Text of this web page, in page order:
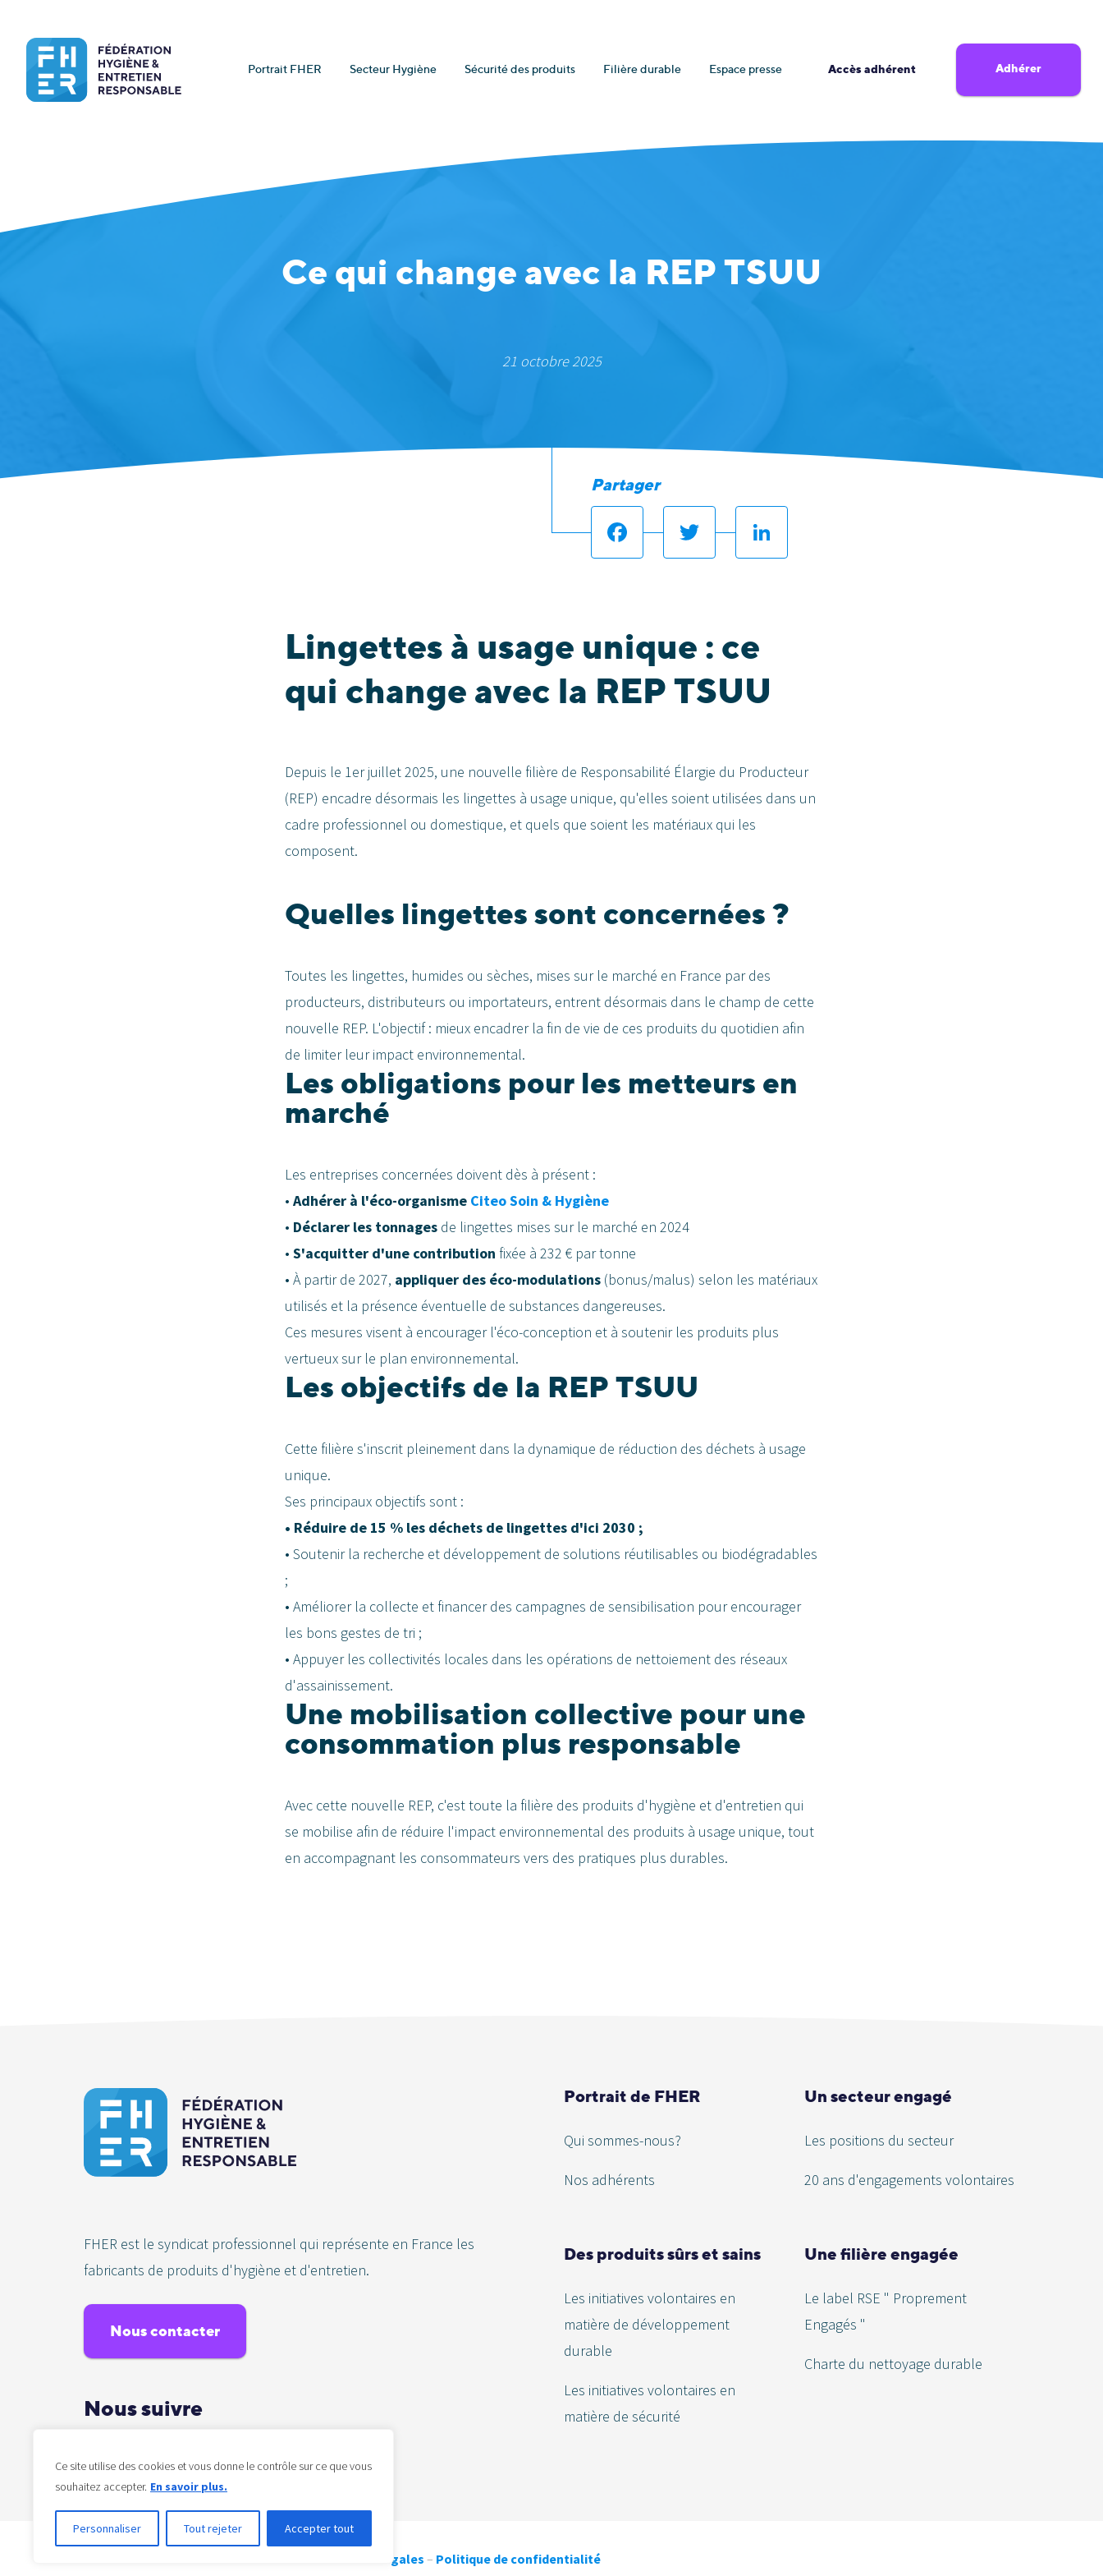
Ce site utilise des cookies et vous donne le contrôle sur ce que vous
souhaitez accepter. En savoir plus.
Personnaliser Tout rejeter Accepter tout
Portrait FHER Secteur Hygiène Sécurité des produits Filière durable Espace presse Accès adhérent Adhérer
Ce qui change avec la REP TSUU
21 octobre 2025
Partager
FacebookTwitterLinkedIn
Lingettes à usage unique : ce
qui change avec la REP TSUU
Depuis le 1er juillet 2025, une nouvelle filière de Responsabilité Élargie du Producteur
(REP) encadre désormais les lingettes à usage unique, qu'elles soient utilisées dans un
cadre professionnel ou domestique, et quels que soient les matériaux qui les
composent.
Quelles lingettes sont concernées ?
Toutes les lingettes, humides ou sèches, mises sur le marché en France par des
producteurs, distributeurs ou importateurs, entrent désormais dans le champ de cette
nouvelle REP. L'objectif : mieux encadrer la fin de vie de ces produits du quotidien afin
de limiter leur impact environnemental.
Les obligations pour les metteurs en
marché
Les entreprises concernées doivent dès à présent :
• Adhérer à l'éco-organisme Citeo Soin & Hygiène
• Déclarer les tonnages de lingettes mises sur le marché en 2024
• S'acquitter d'une contribution fixée à 232 € par tonne
• À partir de 2027, appliquer des éco-modulations (bonus/malus) selon les matériaux
utilisés et la présence éventuelle de substances dangereuses.
Ces mesures visent à encourager l'éco-conception et à soutenir les produits plus
vertueux sur le plan environnemental.
Les objectifs de la REP TSUU
Cette filière s'inscrit pleinement dans la dynamique de réduction des déchets à usage
unique.
Ses principaux objectifs sont :
• Réduire de 15 % les déchets de lingettes d'ici 2030 ;
• Soutenir la recherche et développement de solutions réutilisables ou biodégradables
;
• Améliorer la collecte et financer des campagnes de sensibilisation pour encourager
les bons gestes de tri ;
• Appuyer les collectivités locales dans les opérations de nettoiement des réseaux
d'assainissement.
Une mobilisation collective pour une
consommation plus responsable
Avec cette nouvelle REP, c'est toute la filière des produits d'hygiène et d'entretien qui
se mobilise afin de réduire l'impact environnemental des produits à usage unique, tout
en accompagnant les consommateurs vers des pratiques plus durables.
FHER est le syndicat professionnel qui représente en France les
fabricants de produits d'hygiène et d'entretien.
Nous contacter
Nous suivre
Portrait de FHER
Qui sommes-nous?
Nos adhérents
Un secteur engagé
Les positions du secteur
20 ans d'engagements volontaires
Des produits sûrs et sains
Les initiatives volontaires en
matière de développement
durable
Les initiatives volontaires en
matière de sécurité
Une filière engagée
Le label RSE " Proprement
Engagés "
Charte du nettoyage durable
Mentions légales – Politique de confidentialité